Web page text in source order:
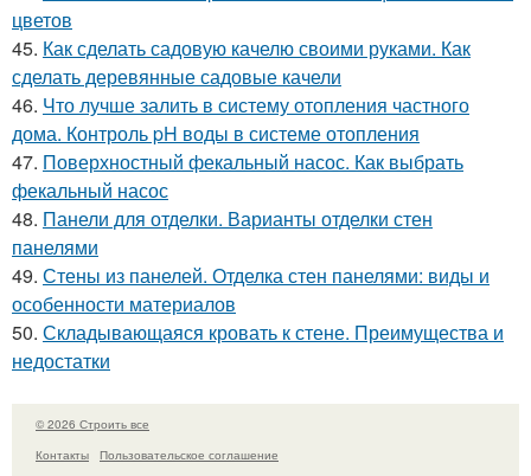
цветов
45. Как сделать садовую качелю своими руками. Как
сделать деревянные садовые качели
46. Что лучше залить в систему отопления частного
дома. Контроль pH воды в системе отопления
47. Поверхностный фекальный насос. Как выбрать
фекальный насос
48. Панели для отделки. Варианты отделки стен
панелями
49. Стены из панелей. Отделка стен панелями: виды и
особенности материалов
50. Складывающаяся кровать к стене. Преимущества и
недостатки
© 2026 Строить все
Контакты
Пользовательское соглашение